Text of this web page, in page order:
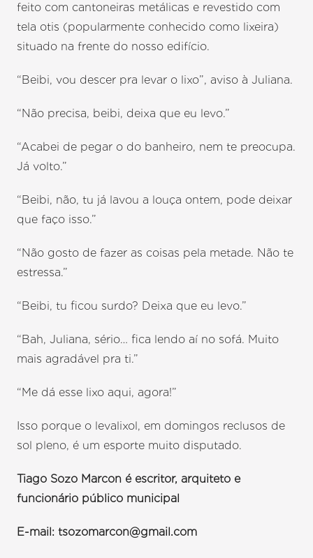
feito com cantoneiras metálicas e revestido com
tela otis (popularmente conhecido como lixeira)
situado na frente do nosso edifício.
“Beibi, vou descer pra levar o lixo”, aviso à Juliana.
“Não precisa, beibi, deixa que eu levo.”
“Acabei de pegar o do banheiro, nem te preocupa.
Já volto.”
“Beibi, não, tu já lavou a louça ontem, pode deixar
que faço isso.”
“Não gosto de fazer as coisas pela metade. Não te
estressa.”
“Beibi, tu ficou surdo? Deixa que eu levo.”
“Bah, Juliana, sério… fica lendo aí no sofá. Muito
mais agradável pra ti.”
“Me dá esse lixo aqui, agora!”
Isso porque o levalixol, em domingos reclusos de
sol pleno, é um esporte muito disputado.
Tiago Sozo Marcon é escritor, arquiteto e
funcionário público municipal
E-mail: tsozomarcon@gmail.com